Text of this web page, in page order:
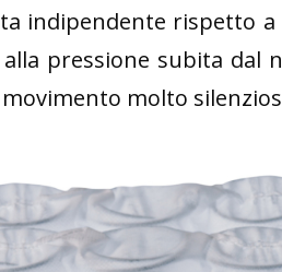
indipendente rispetto a
pressione subita dal
molto